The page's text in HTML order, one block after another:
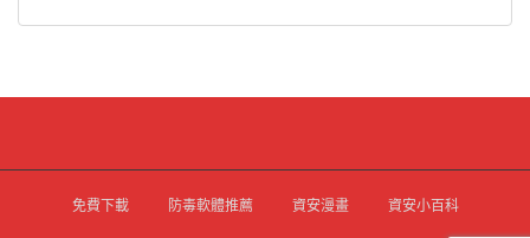
免費下載 防毒軟體推薦 資安漫畫 資安小百科